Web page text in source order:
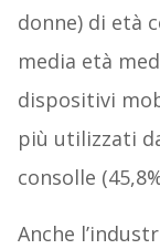
donne) di età
media età
dispositivi
più utilizzati
consolle
Anche